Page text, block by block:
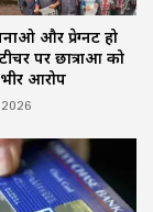
और प्रेग्नेंट हो
पर छात्राओं को
आरोप